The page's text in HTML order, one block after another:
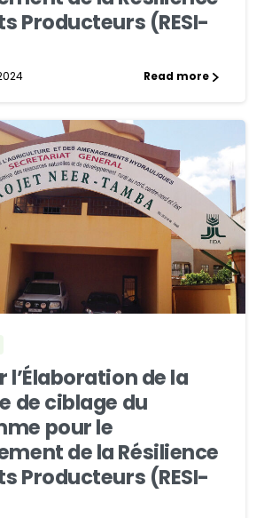
Producteurs (RESI-
Read more
0
l’Élaboration de la
de ciblage du
pour le
de la Résilience
Producteurs (RESI-